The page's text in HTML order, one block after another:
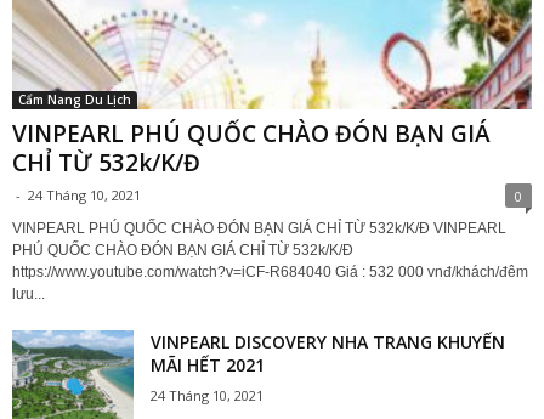
Cẩm Nang Du Lịch
VINPEARL PHÚ QUỐC CHÀO ĐÓN BẠN GIÁ
CHỈ TỪ 532k/K/Đ
- 24 Tháng 10, 2021 0
VINPEARL PHÚ QUỐC CHÀO ĐÓN BẠN GIÁ CHỈ TỪ 532k/K/Đ VINPEARL
PHÚ QUỐC CHÀO ĐÓN BẠN GIÁ CHỈ TỪ 532k/K/Đ
https://www.youtube.com/watch?v=iCF-R684040 Giá : 532 000 vnđ/khách/đêm
lưu...
VINPEARL DISCOVERY NHA TRANG KHUYẾN
MÃI HẾT 2021
24 Tháng 10, 2021